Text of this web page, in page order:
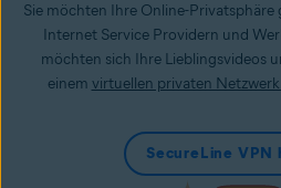
Sie möchten Ihre Online-
Internet Service Providern und
möchten sich Ihre Lieblingsvideos
einem virtuellen privaten
SecureLine VPN